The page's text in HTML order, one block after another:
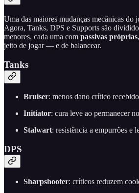
Uma das maiores mudanças mecânicas do
Agora, Tanks, DPS e Supports são
menores, cada uma com passivas próprias
jeito de jogar — e de balancear.
Tanks
Bruiser: menos dano crítico recebido
Initiator: cura leve ao permanecer
Stalwart: resistência a empurrões e
DPS
Sharpshooter: críticos reduzem